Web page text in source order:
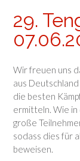
29.
Wir freuen uns
aus
die besten
ermitteln. Wie
große
sodass dies für
beweisen.